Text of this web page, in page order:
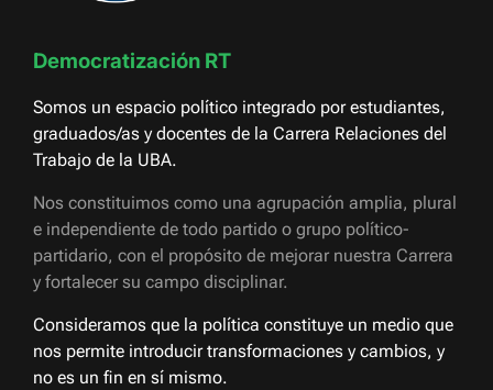
Democratización RT
Somos un espacio político integrado por estudiantes,
graduados/as y docentes de la Carrera Relaciones del
Trabajo de la UBA.
Nos constituimos como una agrupación amplia, plural
e independiente de todo partido o grupo político-
partidario, con el propósito de mejorar nuestra Carrera
y fortalecer su campo disciplinar.
Consideramos que la política constituye un medio que
nos permite introducir transformaciones y cambios, y
no es un fin en sí mismo.